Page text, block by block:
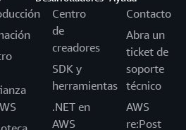
Centro
de
creadores
SDK y
herramientas
.NET en
AWS
Contacto
Abra un
ticket de
soporte
técnico
AWS
re:Post